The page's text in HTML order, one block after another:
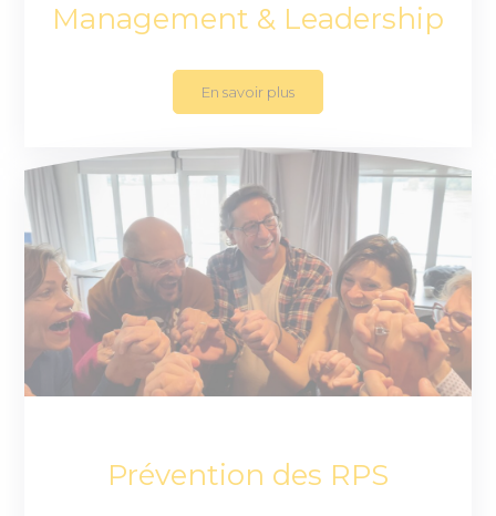
Management & Leadership
En savoir plus
Prévention des RPS